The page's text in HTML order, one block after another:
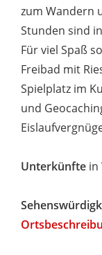
zum Wandern
Stunden sind
Für viel Spaß
Freibad mit
Spielplatz im
und
Unterkünfte in